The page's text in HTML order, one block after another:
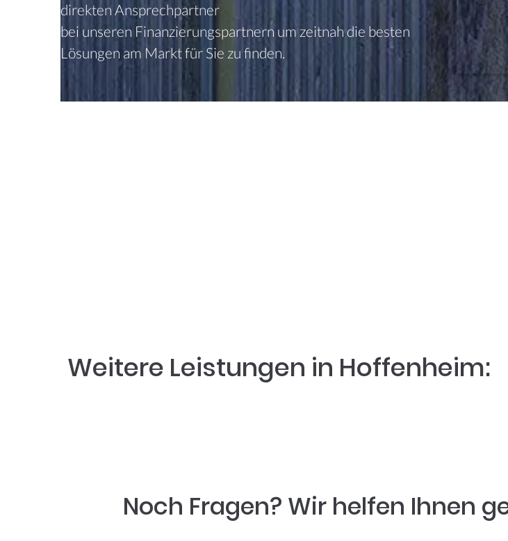
direkten Ansprechpartner
bei unseren Finanzierungspartnern um zeitnah die besten
Lösungen am Markt für Sie zu finden.
Weitere Leistungen in Hoffenheim:
Noch Fragen? Wir helfen Ihnen